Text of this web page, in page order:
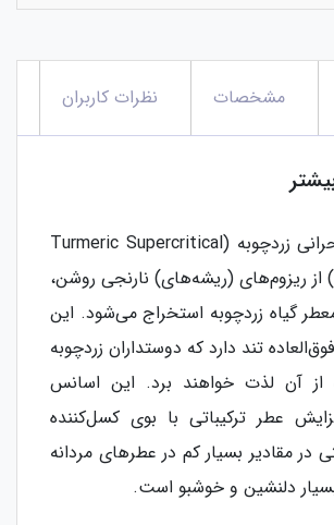
مشخصات نظرات کاربران
اسانس فوق بحرانی زردچوبه (Turmeric Supercritical
Essential oils) از ریزوم‌های (ریشه‌های) نارنجی روشن،
گیاه زردچوبه استخراج می‌شود. این
تند دارد که دوستداران زردچوبه
از آن لذت خواهند برد. این اسانس
عطر ترکیباتی با بوی کسل‌کننده
در مقادیر بسیار کم در عطرهای مردانه
دلنشین و خوشبو است.